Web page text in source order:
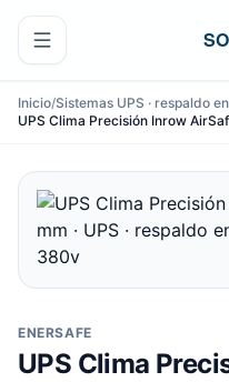
Ir al contenido
Inicio/Sistemas UPS · respaldo
UPS Clima Precisión Inrow
ENERSAFE
UPS Clima